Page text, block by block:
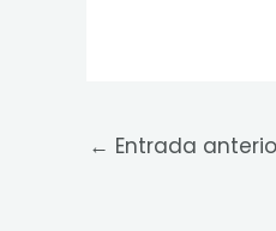
← Entrada